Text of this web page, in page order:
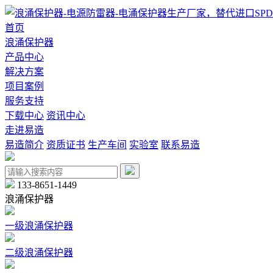
首页
浪涌保护器
产品中心
解决方案
项目案例
服务支持
下载中心 资讯中心
走进易造
易造简介 资质证书 生产车间 实验室 联系易造
133-8651-1449
浪涌保护器
一级浪涌保护器
二级浪涌保护器